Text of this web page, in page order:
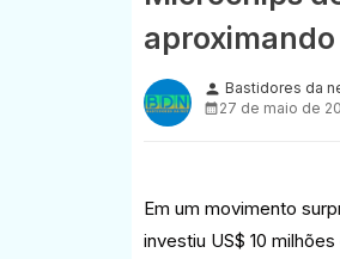
person Bastidores da
27 de maio de
Em um movimento
investiu US$ 10